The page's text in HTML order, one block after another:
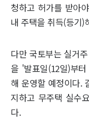
청하고 허가를 받아
내 주택을 취득(등기)
다만 국토부는 실거
을 '발표일(12일)부
해 운영할 예정이다.
지하고 무주택 실수
다.